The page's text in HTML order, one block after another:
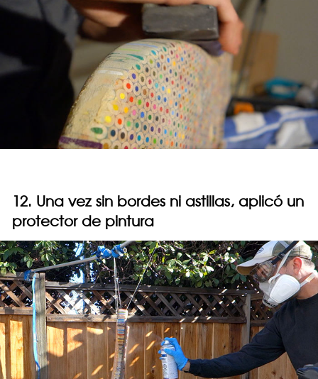
12. Una vez sin bordes ni astillas, aplicó un
protector de pintura